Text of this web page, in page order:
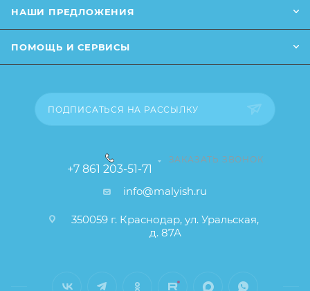
Длина регулируется за счет безопасных заклепок и
НАШИ ПРЕДЛОЖЕНИЯ
ПОМОЩЬ И СЕРВИСЫ
ПОДПИСАТЬСЯ НА РАССЫЛКУ
+7 861 203-51-71
ЗАКАЗАТЬ ЗВОНОК
info@malyish.ru
350059 г. Краснодар, ул. Уральская,
д. 87А